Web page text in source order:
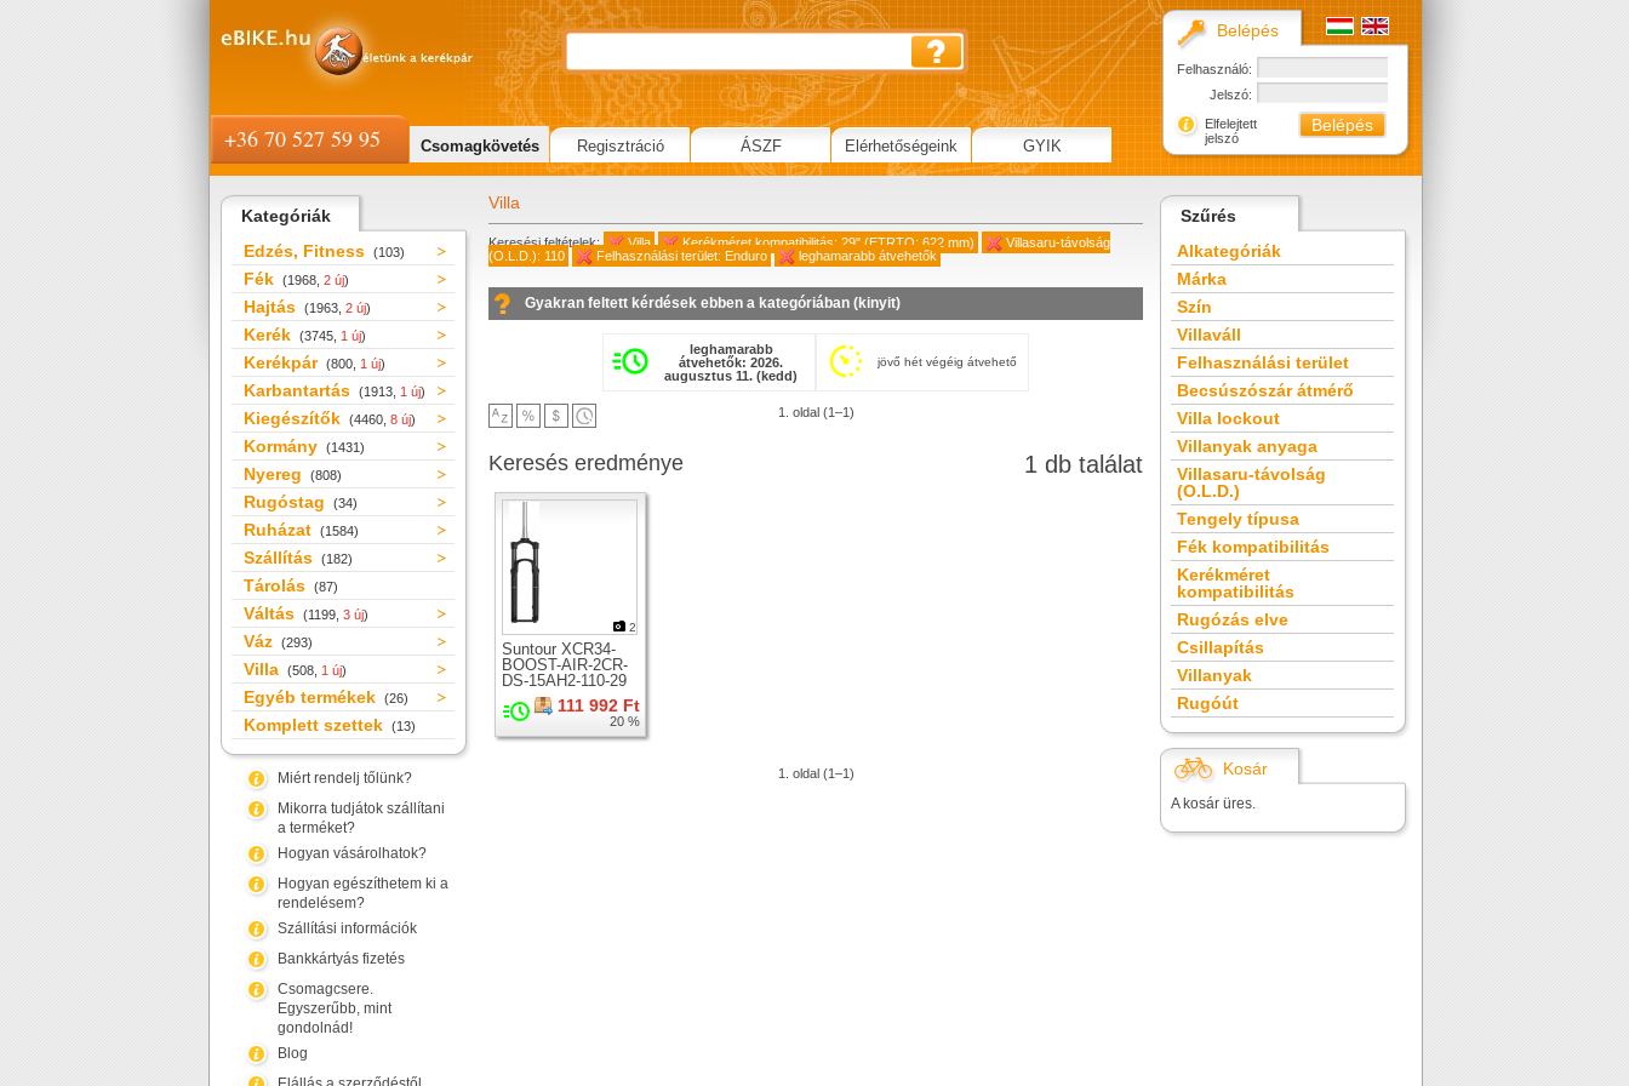
Kategóriák
Edzés, Fitness (103)
Fék (1968, 2 új)
Hajtás (1963, 2 új)
Kerék (3745, 1 új)
Kerékpár (800, 1 új)
Karbantartás (1913, 1 új)
Kiegészítők (4460, 8 új)
Kormány (1431)
Nyereg (808)
Rugóstag (34)
Ruházat (1584)
Szállítás (182)
Tárolás (87)
Váltás (1199, 3 új)
Váz (293)
Villa (508, 1 új)
Egyéb termékek (26)
Komplett szettek (13)
Miért rendelj tőlünk?
Mikorra tudjátok szállítani
a terméket?
Hogyan vásárolhatok?
Hogyan egészíthetem ki a
rendelésem?
Szállítási információk
Bankkártyás fizetés
Csomagcsere.
Egyszerűbb, mint
gondolnád!
Blog
Villa
Keresési feltételek: Villa Kerékméret kompatibilitás: 29" (ETRTO: 622 mm)
Villasaru-távolság
(O.L.D.): 110
Felhasználási terület: Enduro leghamarabb átvehetők
Gyakran feltett kérdések ebben a kategóriában (kinyit)
leghamarabb
átvehetők: 2026.
augusztus 11. (kedd)
jövő hét végéig átvehető
1. oldal (1–1)
1 db találat
Keresés eredménye
2
Suntour XCR34-
BOOST-AIR-2CR-
DS-15AH2-110-29
teleszkóp 29er
kerékhez111 992 Ft
20 %
1. oldal (1–1)
Szűrés
Alkategóriák
Márka
Szín
Villaváll
Felhasználási terület
Becsúszószár átmérő
Villa lockout
Villanyak anyaga
Villasaru-távolság
(O.L.D.)
Tengely típusa
Fék kompatibilitás
Kerékméret
kompatibilitás
Rugózás elve
Csillapítás
Villanyak
Rugóút
Kosár
A kosár üres.
Belépés
Felhasználó:
Jelszó:
Elfelejtett
jelszó
+36 70 527 59 95 Csomagkövetés Regisztráció ÁSZF Elérhetőségeink GYIK